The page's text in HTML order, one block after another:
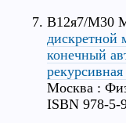
В12я7/М30
дискретной
конечный
Москва :
ISBN 978-5-